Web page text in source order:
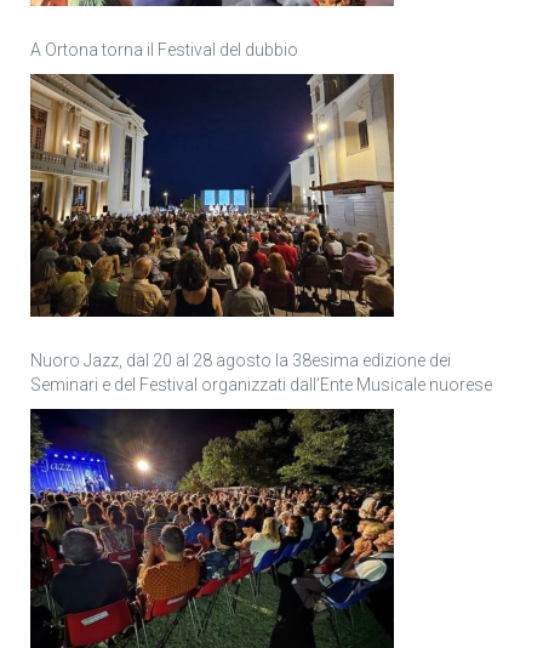
A Ortona torna il Festival del dubbio
Nuoro Jazz, dal 20 al 28 agosto la 38esima edizione dei
Seminari e del Festival organizzati dall’Ente Musicale nuorese